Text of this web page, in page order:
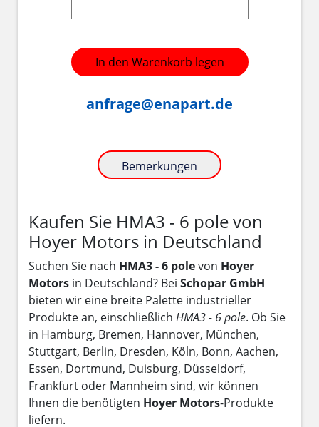
In den Warenkorb legen
anfrage@enapart.de
Bemerkungen
Kaufen Sie HMA3 - 6 pole von
Hoyer Motors in Deutschland
Suchen Sie nach HMA3 - 6 polevon Hoyer
Motors in Deutschland? Bei Schopar GmbH
bieten wir eine breite Palette industrieller
Produkte an, einschließlich HMA3 - 6 pole. Ob Sie
in Hamburg, Bremen, Hannover, München,
Stuttgart, Berlin, Dresden, Köln, Bonn, Aachen,
Essen, Dortmund, Duisburg, Düsseldorf,
Frankfurt oder Mannheim sind, wir können
Ihnen die benötigten Hoyer Motors-Produkte
liefern.